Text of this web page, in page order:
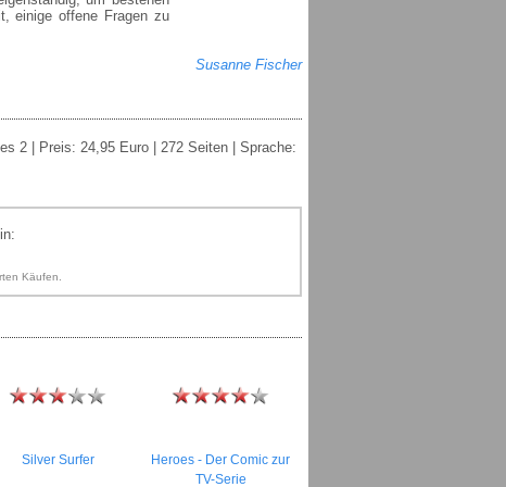
einige offene Fragen zu
Susanne Fischer
2 | Preis: 24,95 Euro | 272 Seiten | Sprache:
Käufen.
Silver Surfer
Heroes - Der Comic zur
TV-Serie